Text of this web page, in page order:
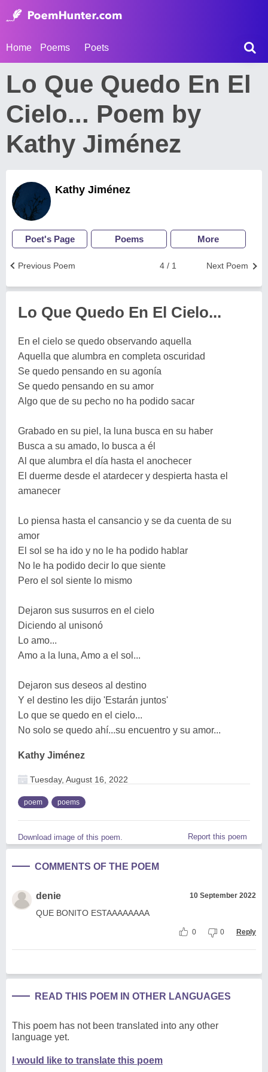
Home Poems Poets
Lo Que Quedo En El
Cielo... Poem by
Kathy Jiménez
Kathy Jiménez
Poet's Page Poems More
Next Poem
4 / 1
Previous Poem
Lo Que Quedo En El Cielo...
En el cielo se quedo observando aquella
Aquella que alumbra en completa oscuridad
Se quedo pensando en su agonía
Se quedo pensando en su amor
Algo que de su pecho no ha podido sacar
Grabado en su piel, la luna busca en su haber
Busca a su amado, lo busca a él
Al que alumbra el día hasta el anochecer
El duerme desde el atardecer y despierta hasta el
amanecer
Lo piensa hasta el cansancio y se da cuenta de su
amor
El sol se ha ido y no le ha podido hablar
No le ha podido decir lo que siente
Pero el sol siente lo mismo
Dejaron sus susurros en el cielo
Diciendo al unisonó
Lo amo...
Amo a la luna, Amo a el sol...
Dejaron sus deseos al destino
Y el destino les dijo 'Estarán juntos'
Lo que se quedo en el cielo...
No solo se quedo ahí...su encuentro y su amor...
Kathy Jiménez
Tuesday, August 16, 2022
poem poems
Download image of this poem. Report this poem
COMMENTS OF THE POEM
denie 10 September 2022
QUE BONITO ESTAAAAAAAA
0 0 Reply
READ THIS POEM IN OTHER LANGUAGES
This poem has not been translated into any other
language yet.
I would like to translate this poem